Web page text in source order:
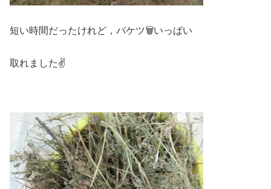
短い時間だったけれど，バケツ🗑いっぱい
取れました✌